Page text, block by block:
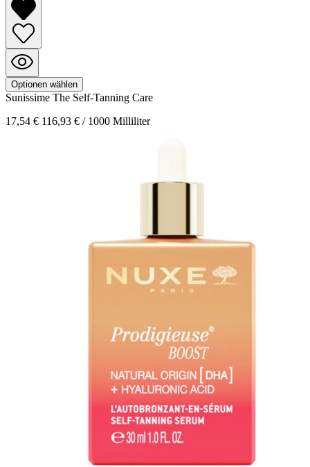
Optionen wählen
Sunissime The Self-Tanning Care
17,54 € 116,93 € / 1000 Milliliter